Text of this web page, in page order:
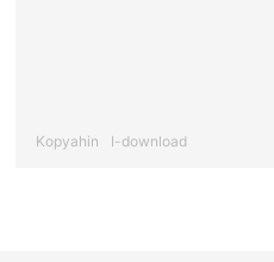
Kopyahin I-download